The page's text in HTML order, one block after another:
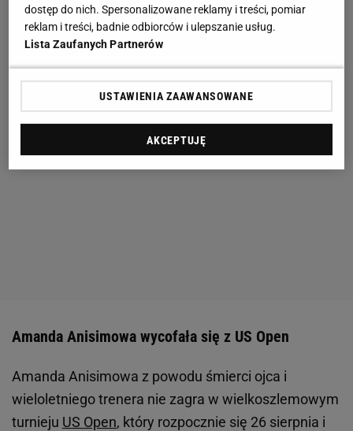
Amanda Anisimowa wycofała się z US Open
Amanda Anisimowa z powodu śmierci ojca i
wieloletniego trenera nie zagra w wielkoszlemowym
turnieju US Open, który rozpocznie się 26 sierpnia i
dostęp do nich. Spersonalizowane reklamy i treści, pomiar
reklam i treści, badnie odbiorców i ulepszanie usług.
Lista Zaufanych Partnerów
USTAWIENIA ZAAWANSOWANE
AKCEPTUJĘ